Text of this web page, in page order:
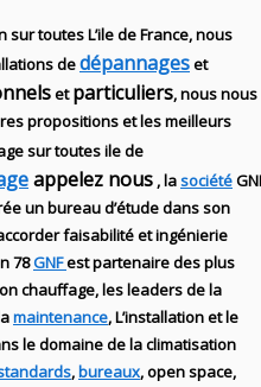
toutes L’ile de France, nous
dedépannageset
etparticuliers, nous nous
propositions et les meilleurs
sur toutes ile de
appelez nous , lasociété
un bureau d’étude dans son
faisabilité et ingénierie
78GNFest partenaire des plus
chauffage, les leadersde la
maintenance, L’installationet le
le domaine de laclimatisation
, bureaux, open space,